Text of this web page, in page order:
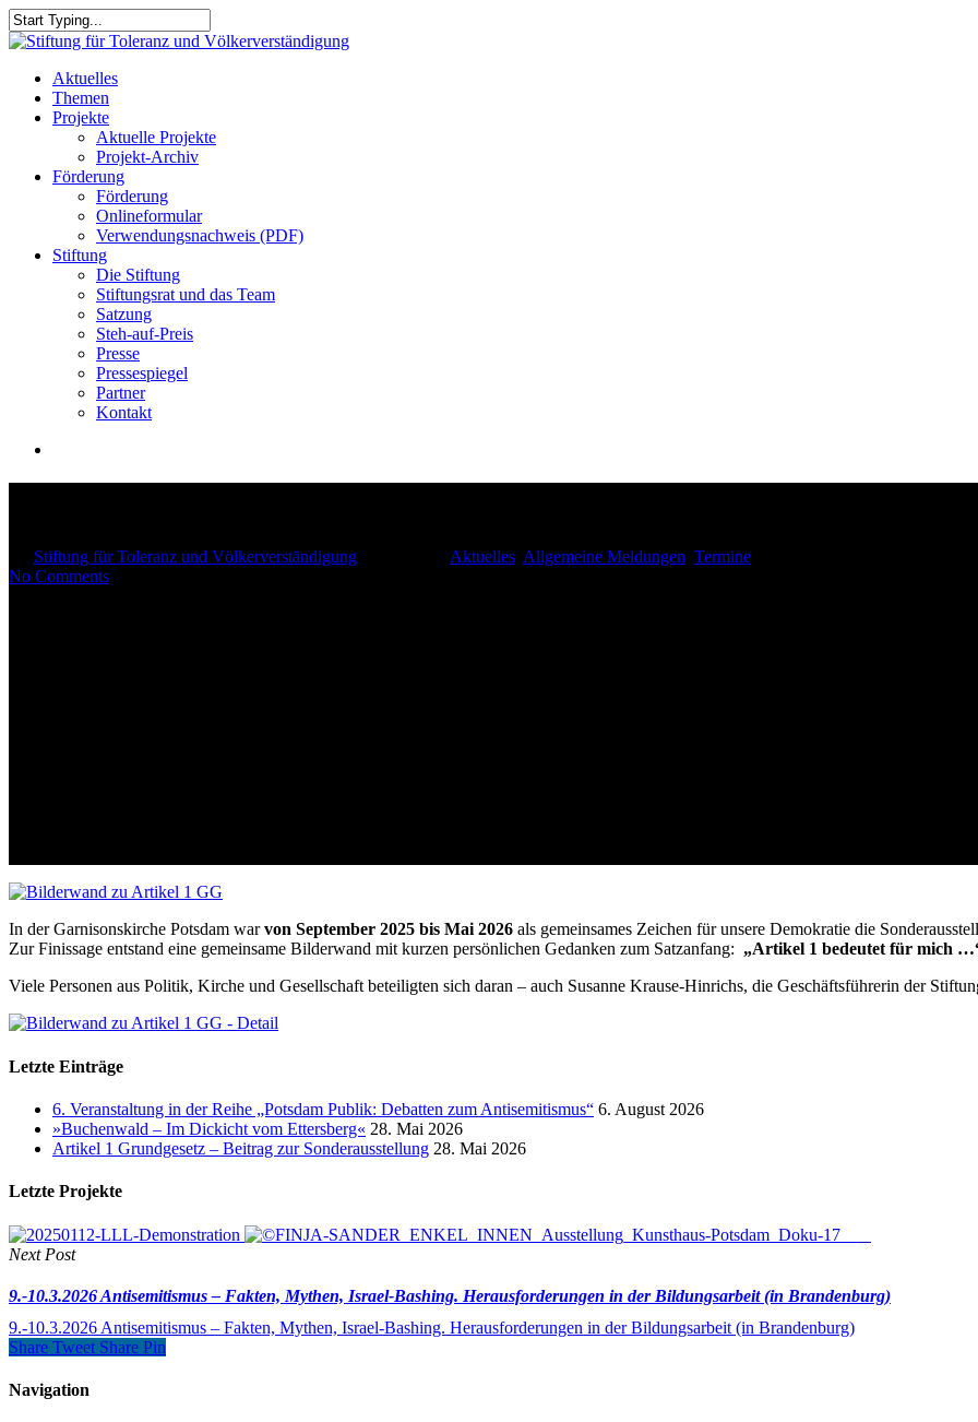
Skip
to
content
Close
search
Menu
Aktuelles
Themen
Projekte
Aktuelle Projekte
Projekt-Archiv
Förderung
Förderung
Onlineformular
Verwendungsnachweis (PDF)
Stiftung
Die Stiftung
Stiftungsrat und das Team
Satzung
Steh-auf-Preis
Presse
Pressespiegel
Partner
Kontakt
Stiftung für Toleranz und Völkerverständigung Aktuelles Allgemeine Meldungen Termine
No Comments
In der Garnisonskirche Potsdam warvon September 2025 bis Mai 2026 als gemeinsames Zeichen für unsere Demokratie die
Zur Finissage entstand eine gemeinsame Bilderwand mit kurzen persönlichen Gedanken zum Satzanfang: „Artikel 1 bedeutet für mich
Viele Personen aus Politik, Kirche und Gesellschaft beteiligten sich daran – auch Susanne Krause-Hinrichs, die Geschäftsführerin der
Letzte Einträge
6. Veranstaltung in der Reihe „Potsdam Publik: Debatten zum Antisemitismus“ 6. August 2026
»Buchenwald – Im Dickicht vom Ettersberg« 28. Mai 2026
Artikel 1 Grundgesetz – Beitrag zur Sonderausstellung 28. Mai 2026
Letzte Projekte
Next Post
9.-10.3.2026 Antisemitismus – Fakten, Mythen, Israel-Bashing. Herausforderungen in der Bildungsarbeit (in Brandenburg)
9.-10.3.2026 Antisemitismus – Fakten, Mythen, Israel-Bashing. Herausforderungen in der Bildungsarbeit (in Brandenburg)
Share Tweet Share Pin
Navigation